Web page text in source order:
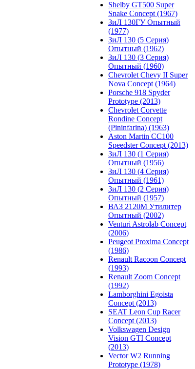
Shelby GT500 Super
Snake Concept (1967)
ЗиЛ 130ГУ Опытный
(1977)
ЗиЛ 130 (5 Серия)
Опытный (1962)
ЗиЛ 130 (3 Серия)
Опытный (1960)
Chevrolet Chevy II Super
Nova Concept (1964)
Porsche 918 Spyder
Prototype (2013)
Chevrolet Corvette
Rondine Concept
(Pininfarina) (1963)
Aston Martin CC100
Speedster Concept (2013)
ЗиЛ 130 (1 Серия)
Опытный (1956)
ЗиЛ 130 (4 Серия)
Опытный (1961)
ЗиЛ 130 (2 Серия)
Опытный (1957)
ВАЗ 2120М Утилитер
Опытный (2002)
Venturi Astrolab Concept
(2006)
Peugeot Proxima Concept
(1986)
Renault Racoon Concept
(1993)
Renault Zoom Concept
(1992)
Lamborghini Egoista
Concept (2013)
SEAT Leon Cup Racer
Concept (2013)
Volkswagen Design
Vision GTI Concept
(2013)
Vector W2 Running
Prototype (1978)